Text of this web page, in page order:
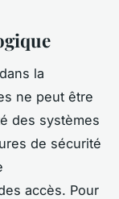
la
ne peut être
des systèmes
de sécurité
accès. Pour